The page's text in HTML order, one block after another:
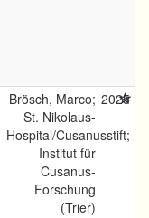
Brösch, Marco;
St. Nikolaus-
Hospital/Cusanusstift;
Institut für
Cusanus-
Forschung
(Trier)
2025